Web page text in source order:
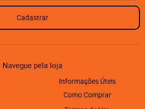
Cadastrar
Navegue pela loja
Informações Úteis
Como Comprar